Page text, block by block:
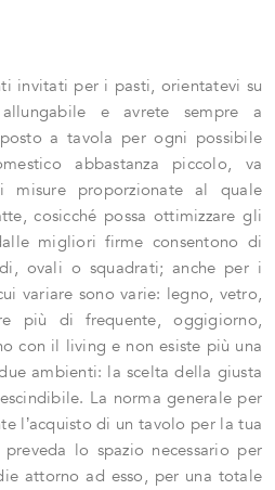
invitati per i pasti, orientatevi su
e avrete sempre a
a tavola per ogni possibile
abbastanza piccolo, va
misure proporzionate al quale
cosicché possa ottimizzare gli
migliori firme consentono di
ovali o squadrati; anche per i
variare sono varie: legno, vetro,
più di frequente, oggigiorno,
con il living e non esiste più una
ambienti: la scelta della giusta
La norma generale per
l’acquisto di un tavolo per la tua
lo spazio necessario per
attorno ad esso, per una totale